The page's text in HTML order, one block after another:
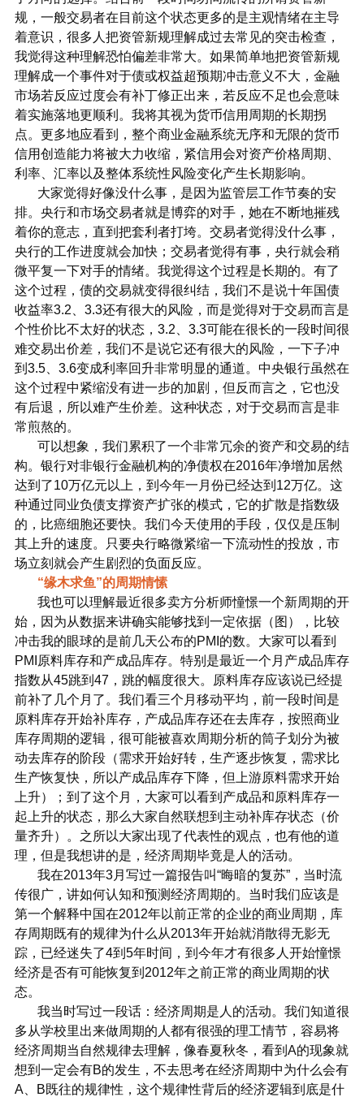
规，一般交易者在目前这个状态更多的是主观情绪在主导
着意识，很多人把资管新规理解成过去常见的突击检查，
我觉得这种理解恐怕偏差非常大。如果简单地把资管新规
理解成一个事件对于债或权益超预期冲击意义不大，金融
市场若反应过度会有补丁修正出来，若反应不足也会意味
着实施落地更顺利。我将其视为货币信用周期的长期拐
点。更多地应看到，整个商业金融系统无序和无限的货币
信用创造能力将被大力收缩，紧信用会对资产价格周期、
利率、汇率以及整体系统性风险变化产生长期影响。
大家觉得好像没什么事，是因为监管层工作节奏的安
排。央行和市场交易者就是博弈的对手，她在不断地摧残
着你的意志，直到把套利者打垮。交易者觉得没什么事，
央行的工作进度就会加快；交易者觉得有事，央行就会稍
微平复一下对手的情绪。我觉得这个过程是长期的。有了
这个过程，债的交易就变得很纠结，我们不是说十年国债
收益率3.2、3.3还有很大的风险，而是觉得对于交易而言是
个性价比不太好的状态，3.2、3.3可能在很长的一段时间很
难交易出价差，我们不是说它还有很大的风险，一下子冲
到3.5、3.6变成利率回升非常明显的通道。中央银行虽然在
这个过程中紧缩没有进一步的加剧，但反而言之，它也没
有后退，所以难产生价差。这种状态，对于交易而言是非
常煎熬的。
可以想象，我们累积了一个非常冗余的资产和交易的结
构。银行对非银行金融机构的净债权在2016年净增加居然
达到了10万亿元以上，到今年一月份已经达到12万亿。这
种通过同业负债支撑资产扩张的模式，它的扩散是指数级
的，比癌细胞还要快。我们今天使用的手段，仅仅是压制
其上升的速度。只要央行略微紧缩一下流动性的投放，市
场立刻就会产生剧烈的负面反应。
“缘木求鱼”的周期情愫
我也可以理解最近很多卖方分析师憧憬一个新周期的开
始，因为从数据来讲确实能够找到一定依据（图），比较
冲击我的眼球的是前几天公布的PMI的数。大家可以看到
PMI原料库存和产成品库存。特别是最近一个月产成品库存
指数从45跳到47，跳的幅度很大。原料库存应该说已经提
前补了几个月了。我们看三个月移动平均，前一段时间是
原料库存开始补库存，产成品库存还在去库存，按照商业
库存周期的逻辑，很可能被喜欢周期分析的筒子划分为被
动去库存的阶段（需求开始好转，生产逐步恢复，需求比
生产恢复快，所以产成品库存下降，但上游原料需求开始
上升）；到了这个月，大家可以看到产成品和原料库存一
起上升的状态，那么大家自然联想到主动补库存状态（价
量齐升）。之所以大家出现了代表性的观点，也有他的道
理，但是我想讲的是，经济周期毕竟是人的活动。
我在2013年3月写过一篇报告叫“晦暗的复苏”，当时流
传很广，讲如何认知和预测经济周期的。当时我们应该是
第一个解释中国在2012年以前正常的企业的商业周期，库
存周期既有的规律为什么从2013年开始就消散得无影无
踪，已经迷失了4到5年时间，到今年才有很多人开始憧憬
经济是否有可能恢复到2012年之前正常的商业周期的状
态。
我当时写过一段话：经济周期是人的活动。我们知道很
多从学校里出来做周期的人都有很强的理工情节，容易将
经济周期当自然规律去理解，像春夏秋冬，看到A的现象就
想到一定会有B的发生，不去思考在经济周期中为什么会有
A、B既往的规律性，这个规律性背后的经济逻辑到底是什